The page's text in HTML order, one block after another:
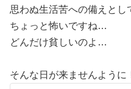
思わぬ生活苦への備えとし
ちょっと怖いですね…
どんだけ貧しいのよ…
そんな日が来ませんように